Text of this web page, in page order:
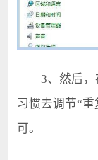
3、然后，在
习惯去调节“
可。